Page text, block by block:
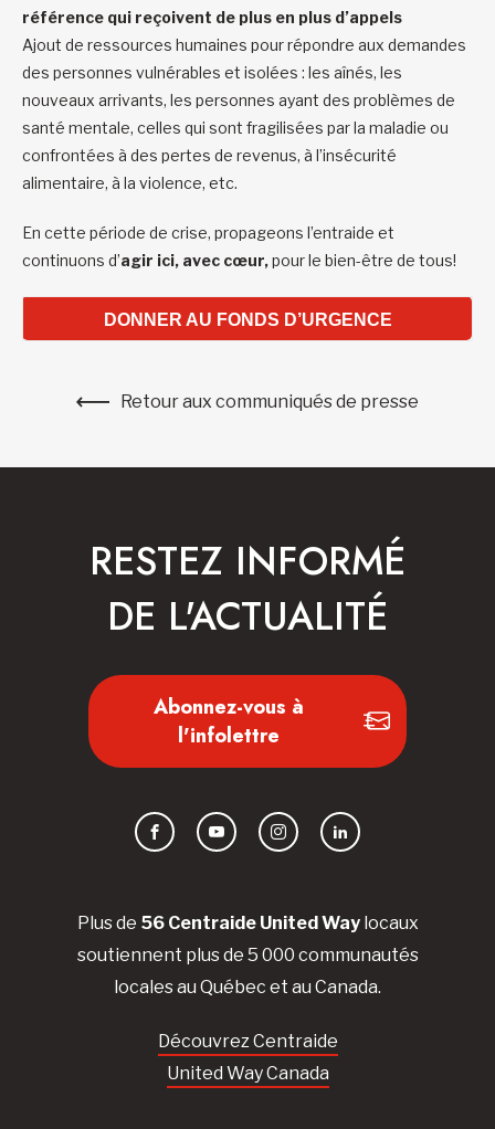
référence qui reçoivent de plus en plus d’appels
Ajout de ressources humaines pour répondre aux demandes
des personnes vulnérables et isolées : les aînés, les
nouveaux arrivants, les personnes ayant des problèmes de
santé mentale, celles qui sont fragilisées par la maladie ou
confrontées à des pertes de revenus, à l’insécurité
alimentaire, à la violence, etc.
En cette période de crise, propageons l’entraide et
continuons d’agir ici, avec cœur,pour le bien-être de tous!
DONNER AU FONDS D’URGENCE
Retour aux communiqués de presse
Plus de 56 Centraide United Waylocaux
soutiennent plus de 5 000 communautés
locales au Québec et au Canada.
Découvrez Centraide
United Way Canada
RESTEZ INFORMÉ
DE L'ACTUALITÉ
Abonnez-vous à
l'infolettre
FacebookYouTubeInstagramLinkedIn